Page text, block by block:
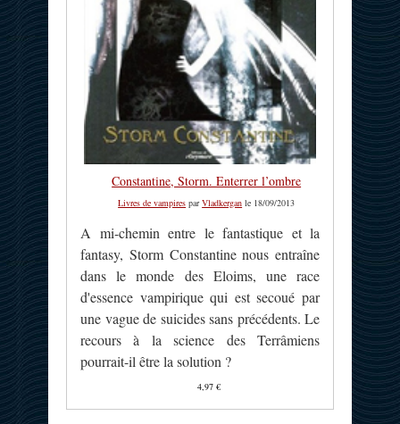
Constantine, Storm. Enterrer l’ombre
Livres de vampires parVladkergan le 18/09/2013
A mi-chemin entre le fantastique et la
fantasy, Storm Constantine nous entraîne
dans le monde des Eloims, une race
d'essence vampirique qui est secoué par
une vague de suicides sans précédents. Le
recours à la science des Terrâmiens
pourrait-il être la solution ?
4,97 €